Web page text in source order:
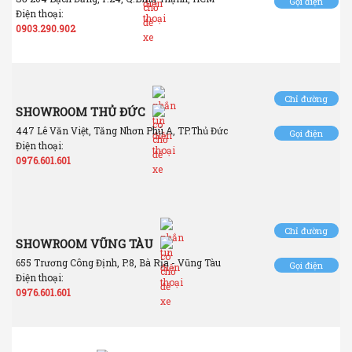
Điện thoại:
0903.290.902
SHOWROOM THỦ ĐỨC
447 Lê Văn Việt, Tăng Nhơn Phú A, TP.Thủ Đức
Điện thoại:
0976.601.601
Chỉ đường
Gọi điện
SHOWROOM VŨNG TÀU
655 Trương Công Định, P.8, Bà Rịa - Vũng Tàu
Điện thoại:
0976.601.601
Chỉ đường
Gọi điện